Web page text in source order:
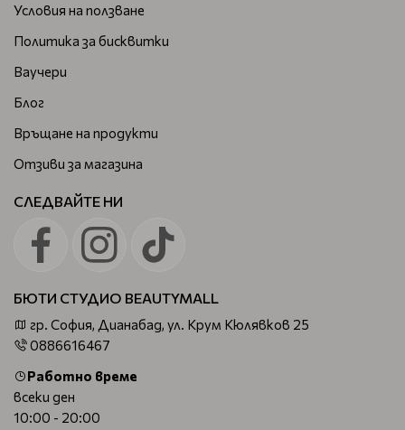
Условия на ползване
Политика за бисквитки
Ваучери
Блог
Връщане на продукти
Отзиви за магазина
СЛЕДВАЙТЕ НИ
БЮТИ СТУДИО BEAUTYMALL
гр. София, Дианабад, ул. Крум Кюлявков 25
0886616467
Работно време
всеки ден
10:00 - 20:00